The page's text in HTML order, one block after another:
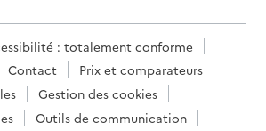
: totalement conforme
Contact
Prix et comparateurs
Gestion des cookies
Outils de communication